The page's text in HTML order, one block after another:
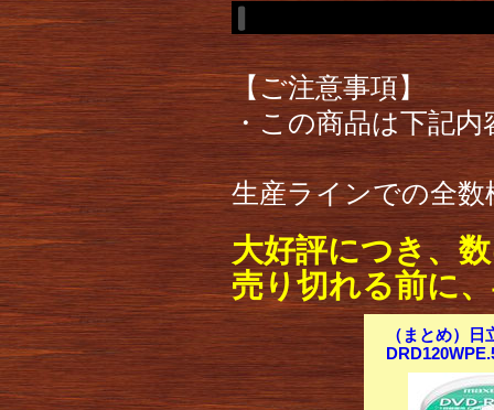
【ご注意事項】
・この商品は下記
生産ラインでの全
大好評につき、
売り切れる前に
（まとめ）